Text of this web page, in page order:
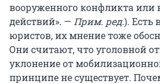
вооруженного конфликта или
действий». — Прим. ред.). Есть
юристов, их мнение тоже
Они считают, что уголовной
уклонение от
принципе не существует.